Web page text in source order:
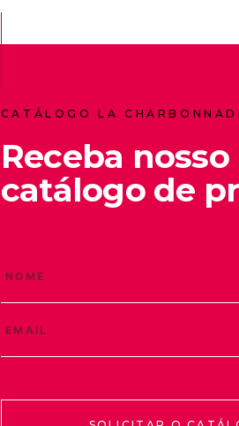
CATÁLOGO LA
Receba nosso
catálogo de